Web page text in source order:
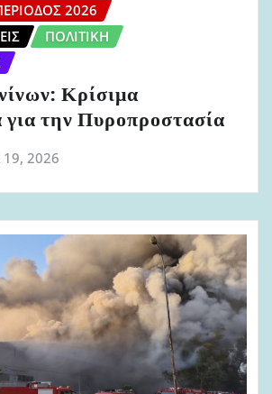
2026
ΠΟΛΙΤΙΚΉ
Κρίσιμα
την Πυροπροστασία
19, 2026